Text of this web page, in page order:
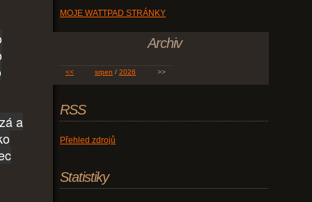
a
MOJE WATTPAD STRÁNKY
Archiv
<< srpen / 2026 >>
RSS
Přehled zdrojů
Statistiky